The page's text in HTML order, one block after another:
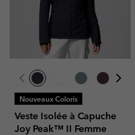
Nouveaux Coloris
Veste Isolée à Capuche
Joy Peak™ II Femme